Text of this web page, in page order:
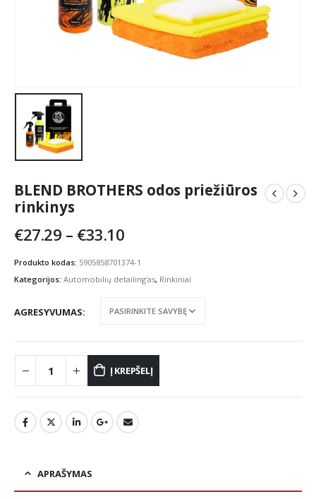
BLEND BROTHERS odos priežiūros
rinkinys
€27.29 – €33.10Price
€27.29
through
Produkto kodas: 5905858701374-1
Kategorijos: Automobilių detailing'as, Rinkiniai
AGRESYVUMAS
Į KREPŠELĮ
APRAŠYMAS